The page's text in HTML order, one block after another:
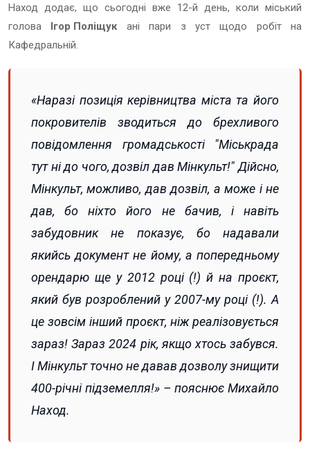
Наход додає, що сьогодні вже 12-й день, коли міський
голова Ігор Поліщукані пари з уст щодо робіт на
Кафедральній.
«Наразі позиція керівництва міста та його
покровителів зводиться до брехливого
повідомлення громадськості "Міськрада
тут ні до чого, дозвіл дав Мінкульт!" Дійсно,
Мінкульт, можливо, дав дозвіл, а може і не
дав, бо ніхто його не бачив, і навіть
забудовник не показує, бо надавали
якийсь документ не йому, а попередньому
орендарю ще у 2012 році (!) й на проєкт,
який був розроблений у 2007-му році (!). А
це зовсім інший проєкт, ніж реалізовується
зараз! Зараз 2024 рік, якщо хтось забувся.
І Мінкульт точно не давав дозволу знищити
400-річні підземелля!» – пояснює Михайло
Наход.